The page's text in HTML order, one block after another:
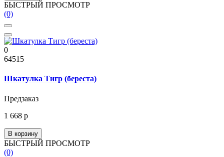
БЫСТРЫЙ ПРОСМОТР
(0)
0
64515
Шкатулка Тигр (береста)
Предзаказ
1 668 р
В корзину
БЫСТРЫЙ ПРОСМОТР
(0)